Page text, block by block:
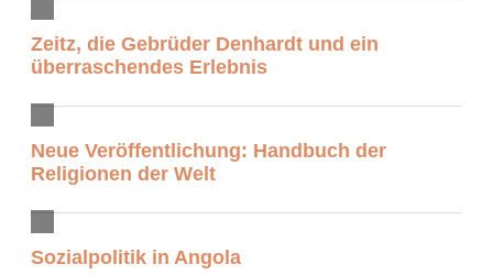
Zeitz, die Gebrüder Denhardt und ein
überraschendes Erlebnis
Neue Veröffentlichung: Handbuch der
Religionen der Welt
Sozialpolitik in Angola